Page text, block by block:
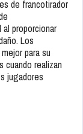
de francotirador
proporcionar
Los
para su
cuando realizan
jugadores